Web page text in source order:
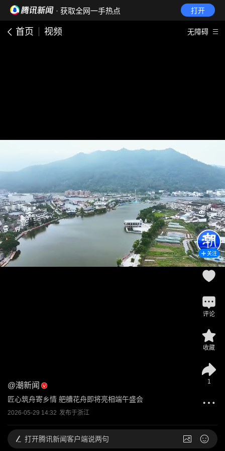
· 获取全网一手热点 打开
首页 视频 无障碍
@潮新闻
匠心筑舟寄乡情 舥艚花舟即将亮相端午盛会
2026-05-29 14:32 发布于浙江
关注
评论
收藏
1
打开腾讯新闻客户端说两句